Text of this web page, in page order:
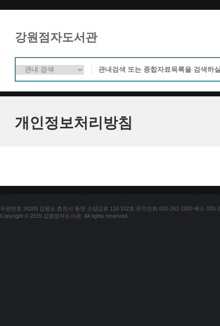
강원점자도서관
개인정보처리방침
우편번호 24209 강원도 춘천시 동면 소양강로 110 102호 문의전화 033-262-1920 팩스 033-
Copyright © 2015 강원점자도서관. All rights reserved.